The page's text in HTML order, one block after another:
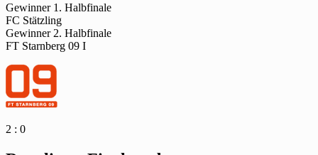
Gewinner 1. Halbfinale
FC Stätzling
Gewinner 2. Halbfinale
FT Starnberg 09 I
2 : 0